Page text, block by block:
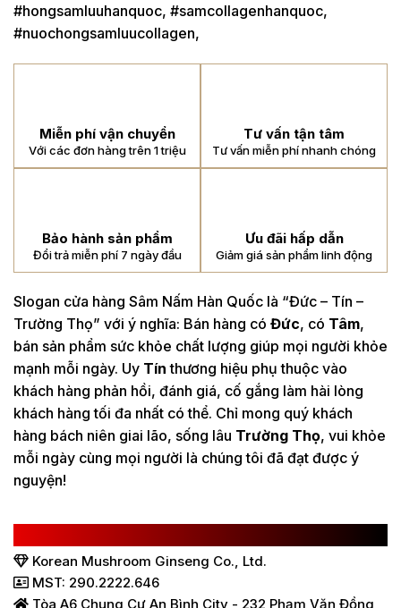
#hongsamluuhanquoc, #samcollagenhanquoc,
#nuochongsamluucollagen,
Miễn phí vận chuyển
Với các đơn hàng trên 1 triệu
Tư vấn tận tâm
Tư vấn miễn phí nhanh chóng
Bảo hành sản phẩm
Đổi trả miễn phí 7 ngày đầu
Ưu đãi hấp dẫn
Giảm giá sản phẩm linh động
Slogan cửa hàng Sâm Nấm Hàn Quốc là “Đức – Tín –
Trường Thọ” với ý nghĩa: Bán hàng có Đức, có Tâm,
bán sản phẩm sức khỏe chất lượng giúp mọi người khỏe
mạnh mỗi ngày. Uy Tín thương hiệu phụ thuộc vào
khách hàng phản hồi, đánh giá, cố gắng làm hài lòng
khách hàng tối đa nhất có thể. Chỉ mong quý khách
hàng bách niên giai lão, sống lâu Trường Thọ, vui khỏe
mỗi ngày cùng mọi người là chúng tôi đã đạt được ý
nguyện!
Korean Mushroom Ginseng Co., Ltd.
MST: 290.2222.646
Tòa A6 Chung Cư An Bình City - 232 Phạm Văn Đồng,